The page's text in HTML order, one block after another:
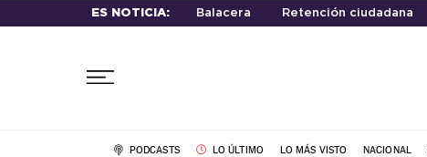
ES NOTICIA: Balacera Retención ciudadana
PODCASTS LO ÚLTIMO LO MÁS VISTO NACIONAL